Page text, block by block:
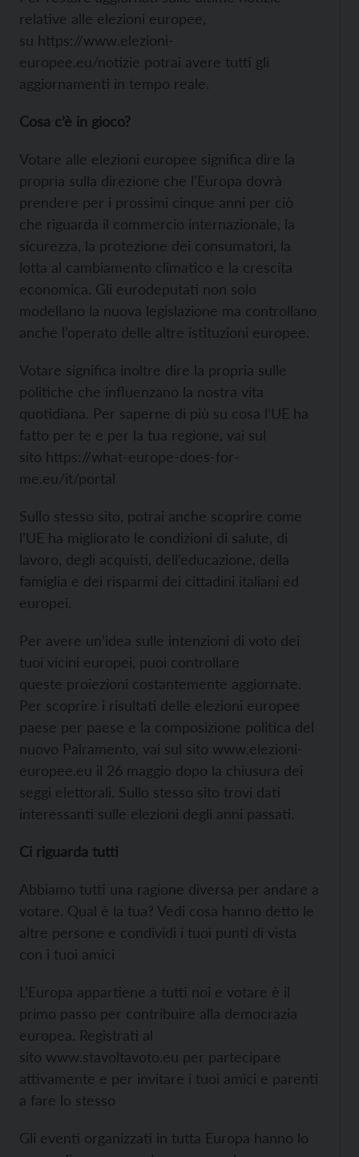
relative alle elezioni europee,
su https://www.elezioni-
europee.eu/notizie potrai avere tutti gli
aggiornamenti in tempo reale.
Cosa c’è in gioco?
Votare alle elezioni europee significa dire la
propria sulla direzione che l’Europa dovrà
prendere per i prossimi cinque anni per ciò
che riguarda il commercio internazionale, la
sicurezza, la protezione dei consumatori, la
lotta al cambiamento climatico e la crescita
economica. Gli eurodeputati non solo
modellano la nuova legislazione ma controllano
anche l’operato delle altre istituzioni europee.
Votare significa inoltre dire la propria sulle
politiche che influenzano la nostra vita
quotidiana. Per saperne di più su cosa l’UE ha
fatto per te e per la tua regione, vai sul
sito https://what-europe-does-for-
me.eu/it/portal
Sullo stesso sito, potrai anche scoprire come
l’UE ha migliorato le condizioni di salute, di
lavoro, degli acquisti, dell’educazione, della
famiglia e dei risparmi dei cittadini italiani ed
europei.
Per avere un’idea sulle intenzioni di voto dei
tuoi vicini europei, puoi controllare
queste proiezioni costantemente aggiornate.
Per scoprire i risultati delle elezioni europee
paese per paese e la composizione politica del
nuovo Palramento, vai sul sito www.elezioni-
europee.eu il 26 maggio dopo la chiusura dei
seggi elettorali. Sullo stesso sito trovi dati
interessanti sulle elezioni degli anni passati.
Ci riguarda tutti
Abbiamo tutti una ragione diversa per andare a
votare. Qual è la tua? Vedi cosa hanno detto le
altre persone e condividi i tuoi punti di vista
con i tuoi amici
L’Europa appartiene a tutti noi e votare è il
primo passo per contribuire alla democrazia
europea. Registrati al
sito www.stavoltavoto.eu per partecipare
attivamente e per invitare i tuoi amici e parenti
a fare lo stesso
Gli eventi organizzati in tutta Europa hanno lo